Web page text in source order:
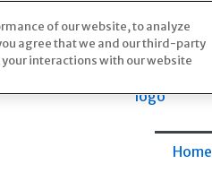
Home
of our website, to analyze
agree that we and our third-party
interactions with our website